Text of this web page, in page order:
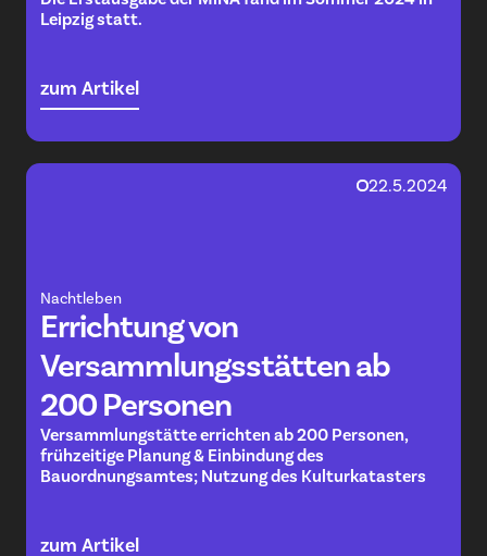
Leipzig statt.
zum Artikel
22.5.2024
Nachtleben
Errichtung von
Versammlungsstätten ab
200 Personen
Versammlungstätte errichten ab 200 Personen,
frühzeitige Planung & Einbindung des
Bauordnungsamtes; Nutzung des Kulturkatasters
zum Artikel